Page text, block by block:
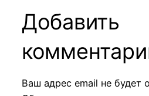
Добавить
Ваш адрес email не будет